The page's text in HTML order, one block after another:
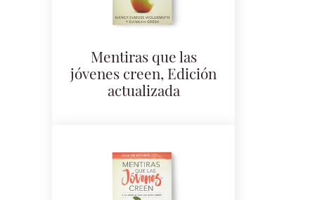
Mentiras que las
jóvenes creen, Edición
actualizada